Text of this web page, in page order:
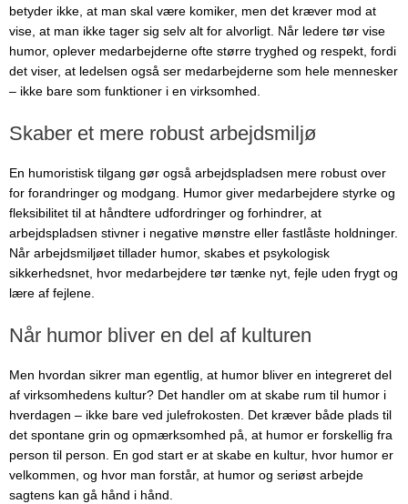
betyder ikke, at man skal være komiker, men det kræver mod at
vise, at man ikke tager sig selv alt for alvorligt. Når ledere tør vise
humor, oplever medarbejderne ofte større tryghed og respekt, fordi
det viser, at ledelsen også ser medarbejderne som hele mennesker
– ikke bare som funktioner i en virksomhed.
Skaber et mere robust arbejdsmiljø
En humoristisk tilgang gør også arbejdspladsen mere robust over
for forandringer og modgang. Humor giver medarbejdere styrke og
fleksibilitet til at håndtere udfordringer og forhindrer, at
arbejdspladsen stivner i negative mønstre eller fastlåste holdninger.
Når arbejdsmiljøet tillader humor, skabes et psykologisk
sikkerhedsnet, hvor medarbejdere tør tænke nyt, fejle uden frygt og
lære af fejlene.
Når humor bliver en del af kulturen
Men hvordan sikrer man egentlig, at humor bliver en integreret del
af virksomhedens kultur? Det handler om at skabe rum til humor i
hverdagen – ikke bare ved julefrokosten. Det kræver både plads til
det spontane grin og opmærksomhed på, at humor er forskellig fra
person til person. En god start er at skabe en kultur, hvor humor er
velkommen, og hvor man forstår, at humor og seriøst arbejde
sagtens kan gå hånd i hånd.